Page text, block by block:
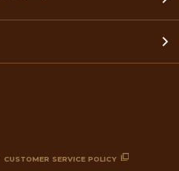
CUSTOMER SERVICE POLICY